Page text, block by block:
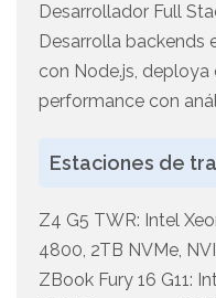
Desarrollador Full
Desarrolla
con Node.js, deploya
performance con
Estaciones de
Z4 G5 TWR: Intel
4800, 2TB NVMe,
ZBook Fury 16 G11: